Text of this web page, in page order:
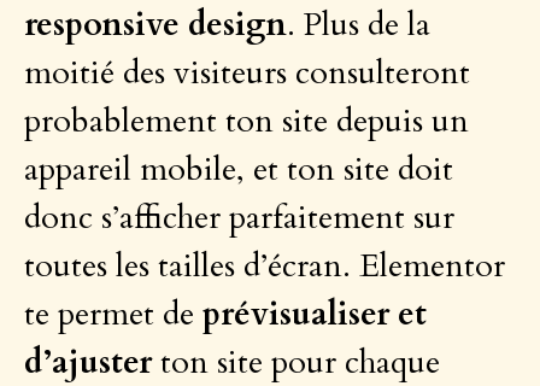
responsive design. Plus de la
moitié des visiteurs consulteront
probablement ton site depuis un
appareil mobile, et ton site doit
donc s’afficher parfaitement sur
toutes les tailles d’écran. Elementor
te permet de prévisualiser et
d’ajusterton site pour chaque